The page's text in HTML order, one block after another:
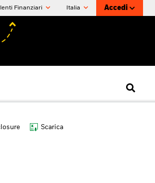
Finanziari Italia Accedi
Scarica